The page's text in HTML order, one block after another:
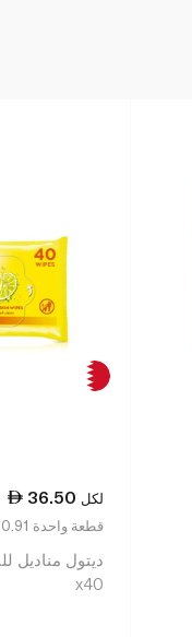
36.50 لكل
0.91 قطعة واحدة
ديتول مناديل
x40